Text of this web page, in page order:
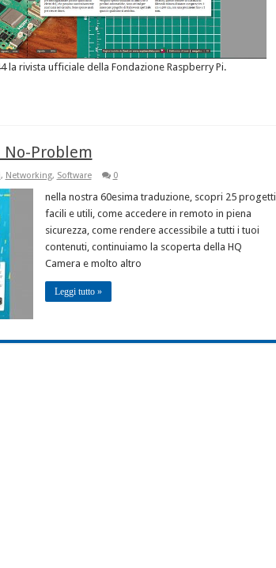
la rivista ufficiale della Fondazione Raspberry Pi.
Problem
, Networking, Software 0
nella nostra 60esima traduzione, scopri 25 progetti
facili e utili, come accedere in remoto in piena
sicurezza, come rendere accessibile a tutti i tuoi
contenuti, continuiamo la scoperta della HQ
Camera e molto altro
Leggi tutto »